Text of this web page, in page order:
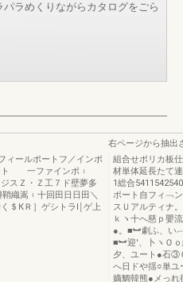
ラめくりながらカタログをごら
ィールポートフ／インポ
ト 一ファインポ︲
Ｚ・Ｚ工７ド壁夢多
織嵩︲十回田日日田＼
＄КＲ］ゲシトラl￨ゲ上
右ページから抽出
組合せポリカ板
材単体延長たて
1総合
ポート自フィ﹁
スＵアルティナ
ｋヽ十へ慈ｐ嬰
●。■︼劇ふ、い
■︼迎′、卜ヽＯ
夕、ユート●石
へ日ドや揺○単ユ
嫡鯛韓熊●メっれ